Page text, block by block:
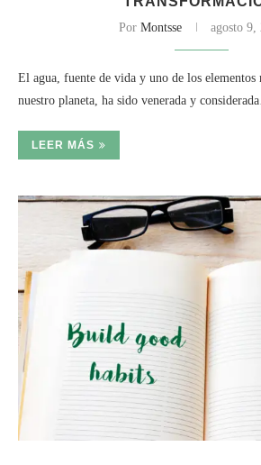
Por Montsse agosto 9,
El agua, fuente de vida y uno de los elementos
nuestro planeta, ha sido venerada y
LEER MÁS